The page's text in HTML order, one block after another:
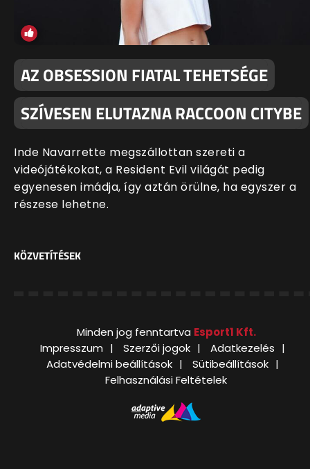
AZ OBSESSION FIATAL TEHETSÉGE
SZÍVESEN ELUTAZNA RACCOON CITYBE
Inde Navarrette megszállottan szereti a
videójátékokat, a Resident Evil világát pedig
egyenesen imádja, így aztán örülne, ha egyszer a
részese lehetne.
KÖZVETÍTÉSEK
Minden jog fenntartva Esport1 Kft.
Impresszum
Szerzői jogok
Adatkezelés
Adatvédelmi beállítások
Sütibeállítások
Felhasználási Feltételek